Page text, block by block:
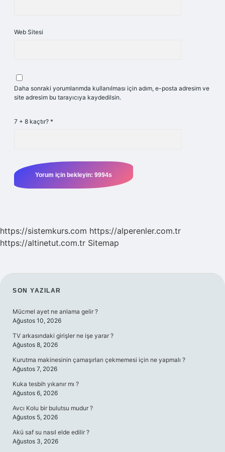
Web Sitesi
Daha sonraki yorumlarımda kullanılması için adım, e-posta adresim ve
site adresim bu tarayıcıya kaydedilsin.
7 + 8 kaçtır? *
https://sistemkurs.com https://alperenler.com.tr
https://altinetut.com.tr Sitemap
SIDEBAR
SON YAZILAR
Mücmel ayet ne anlama gelir ?
Ağustos 10, 2026
TV arkasındaki girişler ne işe yarar ?
Ağustos 8, 2026
Kurutma makinesinin çamaşırları çekmemesi için ne yapmalı ?
Ağustos 7, 2026
Kuka tesbih yıkanır mı ?
Ağustos 6, 2026
Avcı Kolu bir bulutsu mudur ?
Ağustos 5, 2026
Akü saf su nasıl elde edilir ?
Ağustos 3, 2026